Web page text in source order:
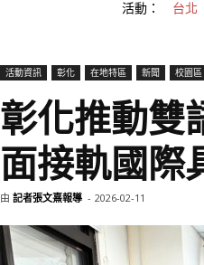
活動： 台北
活動資訊 彰化 在地特區 新聞 校園區
彰化推動雙
面接軌國際
由 記者張文熹報導 - 2026-02-11